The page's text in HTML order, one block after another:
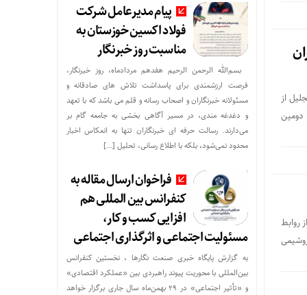
از
روابط
پیام مدیرعامل شرکت
فولاد اکسین خوزستان به
مناسبت روز خبرنگار
بسم‌الله الرحمن الرحیم هفدهم مردادماه، روز خبرنگار،
فرصت ارزشمندی برای پاسداشت تلاش‌ های صادقانه و
مسئولانه خبرنگاران و اصحاب رسانه و قلم می باشد که با تعهد
و دغدغه‌ مندی، در مسیر آگاهی‌ بخشی به جامعه گام بر
می‌دارند. رسالت حرفه‌ ای خبرنگاران تنها به انعکاس اخبار
محدود نمی‌شود، بلکه با اطلاع رسانی، تحلیل […]
فراخوان ارسال مقاله به
کنفرانس بین المللی هم
افزایی کسب و کار،
مسئولیت اجتماعی و اثرگذاری اجتماعی
به گزارش پایگاه خبری صنعت نگارها ، نخستین کنفرانس
بین‌المللی با محوریت پیوند راهبردی بین «عملکرد اقتصادی»
و «تأثیر اجتماعی» در ۲۹ بهمن‌ماه سال جاری برگزار خواهد